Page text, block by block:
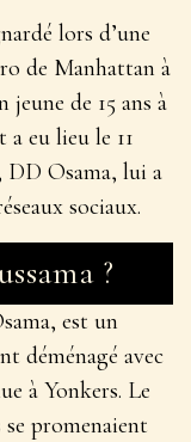
lors d’une
de Manhattan à
de 15 ans à
eu lieu le 11
DD Osama, lui a
sociaux.
?
est un
déménagé avec
à Yonkers. Le
promenaient